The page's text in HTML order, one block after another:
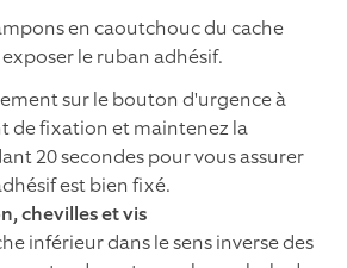
en caoutchouc du cache
le ruban adhésif.
sur le bouton d'urgence à
de fixation et maintenez la
20 secondes pour vous assurer
est bien fixé.
chevilles et vis
inférieur dans le sens inverse des